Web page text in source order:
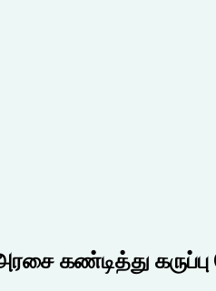
கண்டித்து கருப்பு